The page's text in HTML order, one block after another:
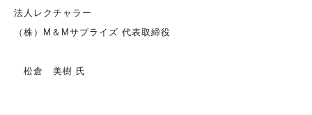
法人レクチャラー
（株）M＆Mサプライズ 代表取締役
松倉 美樹 氏